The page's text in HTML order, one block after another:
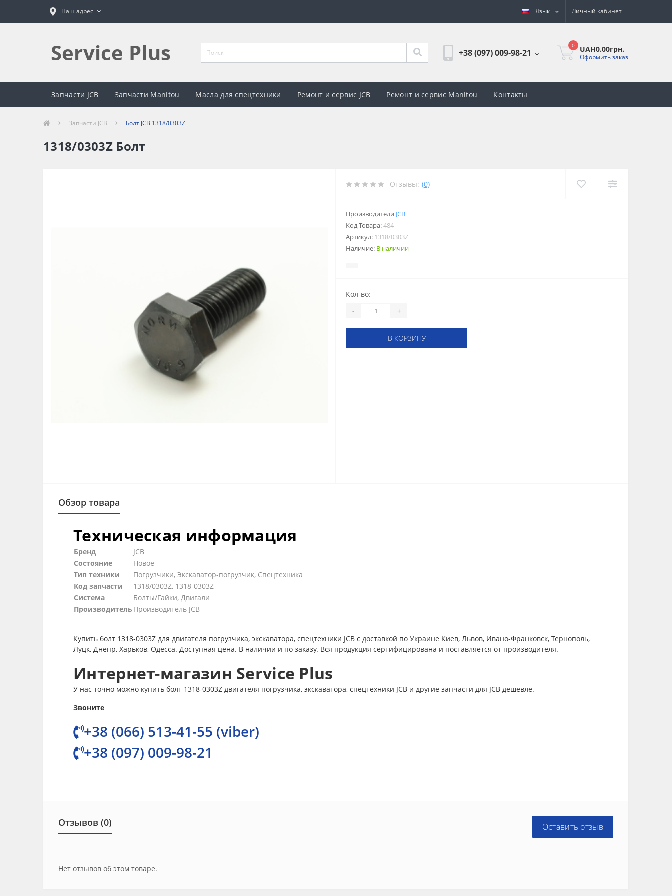
Наш адрес Язык Личный кабинет
Service Plus +38 (097) 009-98-21
0 UAH0.00грн.
Оформить заказ
Запчасти JCB Запчасти Manitou Масла для спецтехники Ремонт и сервис JCB Ремонт и сервис Manitou Контакты
Запчасти JCB Болт JCB 1318/0303Z
1318/0303Z Болт
Отзывы: (0)
Производители JCB
Код Товара:484
Артикул: 1318/0303Z
Наличие: В наличии
Кол-во:
- +
В КОРЗИНУ
Обзор товара
Техническая информация
Бренд
JCB
Состояние
Новое
Тип техники
Погрузчики, Экскаватор-погрузчик, Спецтехника
Код запчасти
1318/0303Z, 1318-0303Z
Система
Болты/Гайки, Двигали
Производитель Производитель JCB
Купить болт 1318-0303Z для двигателя погрузчика, экскаватора, спецтехники JCB с доставкой по Украине Киев, Львов, Ивано-Франковск, Тернополь,
Луцк, Днепр, Харьков, Одесса. Доступная цена. В наличии и по заказу. Вся продукция сертифицирована и поставляется от производителя.
Интернет-магазин Service Plus
У нас точно можно купить болт 1318-0303Z двигателя погрузчика, экскаватора, спецтехники JCB и другие запчасти для JCB дешевле.
Звоните
+38 (066) 513-41-55 (viber)
+38 (097) 009-98-21
Отзывов (0) Оставить отзыв
Нет отзывов об этом товаре.